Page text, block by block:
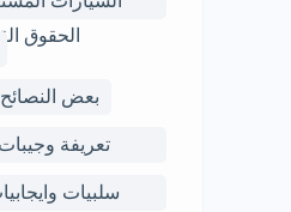
الحقوق
بعض النصائح
تعريفة
سلبيات